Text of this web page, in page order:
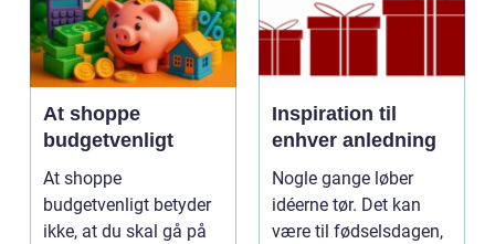
At shoppe
budgetvenligt
At shoppe
budgetvenligt betyder
ikke, at du skal gå på
Inspiration til
enhver anledning
Nogle gange løber
idéerne tør. Det kan
være til fødselsdagen,